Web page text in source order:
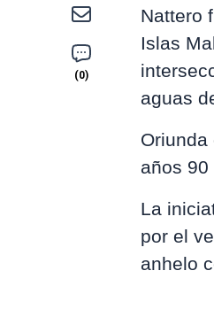
Nattero
Islas
aguas
Oriunda
años
La
por el
anhelo